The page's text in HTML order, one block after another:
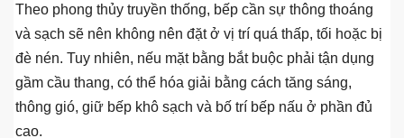
Có nên đặt bếp nấu dưới gầm cầu thang
không?
Có thể đặt nếu khu vực đủ cao, đủ thoáng và có hút mùi
tốt. Nếu gầm cầu thang thấp hoặc bí, nên dùng khu vực